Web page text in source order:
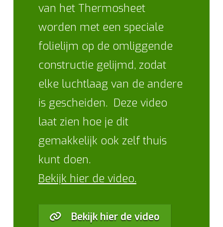
van het Thermosheet
worden met een speciale
folielijm op de omliggende
constructie gelijmd, zodat
elke luchtlaag van de andere
is gescheiden. Deze video
laat zien hoe je dit
gemakkelijk ook zelf thuis
kunt doen.
Bekijk hier de video.
Bekijk hier de video